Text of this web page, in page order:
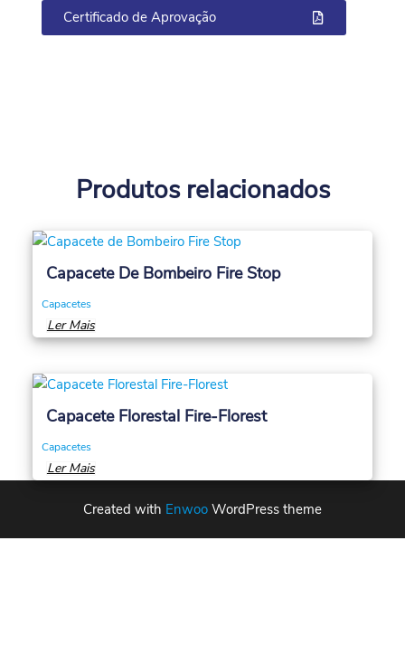
Certificado de Aprovação
Produtos relacionados
Capacete De Bombeiro Fire Stop
Capacetes
Ler Mais
Capacete Florestal Fire-Florest
Capacetes
Ler Mais
Created with Enwoo WordPress theme